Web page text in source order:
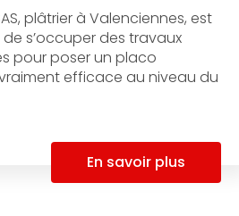
plâtrier à Valenciennes, est
s’occuper des travaux
pour poser un placo
efficace au niveau du
En savoir plus